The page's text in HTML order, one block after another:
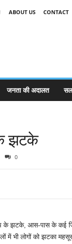
ABOUT US
CONTACT
जनता की अदालत
झटके
0
के झटके, आस-पास के कई
भी लोगों को झटका